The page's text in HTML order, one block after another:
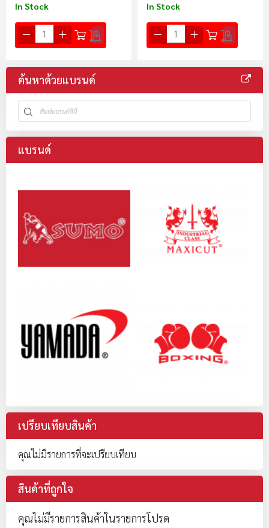
In Stock In Stock
ค้นหาด้วยแบรนด์
แบรนด์
เปรียบเทียบสินค้า
คุณไม่มีรายการที่จะเปรียบเทียบ
สินค้าที่ถูกใจ
คุณไม่มีรายการสินค้าในรายการโปรด